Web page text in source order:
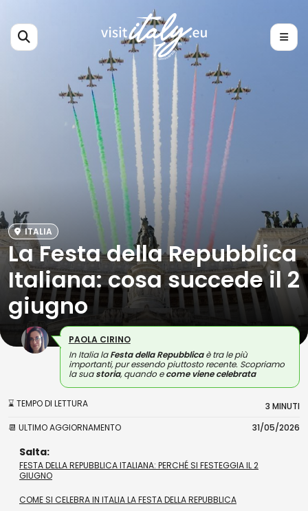
ITALIA
La Festa della Repubblica
Italiana: cosa succede il 2
giugno
PAOLA CIRINO
In Italia laFesta della Repubblicaè tra le più
importanti, pur essendo piuttosto recente. Scopriamo
la suastoria, quando ecome viene celebrata
⌛ TEMPO DI LETTURA
3 MINUTI
📆 ULTIMO AGGIORNAMENTO
31/05/2026
Salta:
FESTA DELLA REPUBBLICA ITALIANA: PERCHÉ SI FESTEGGIA IL 2
GIUGNO
COME SI CELEBRA IN ITALIA LA FESTA DELLA REPUBBLICA